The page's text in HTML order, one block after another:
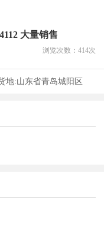
大量销售
浏览次数： 414次
地:山东省青岛城阳区